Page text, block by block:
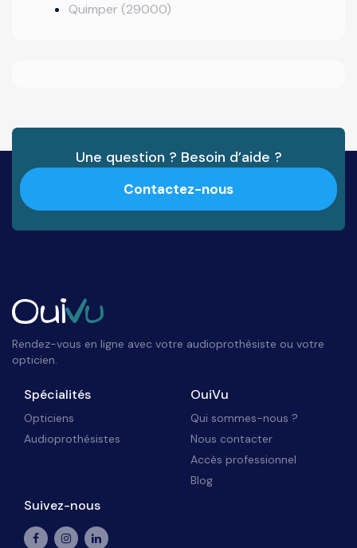
Quimper (29000)
Une question ? Besoin d’aide ?
Contactez-nous
Rendez-vous en ligne avec votre audioprothésiste ou votre
opticien.
Spécialités
Opticiens
Audioprothésistes
OuiVu
Qui sommes-nous ?
Nous contacter
Accès professionnel
Blog
Suivez-nous